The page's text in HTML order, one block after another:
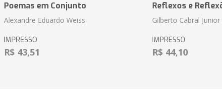
Poemas em Conjunto
Alexandre Eduardo Weiss
IMPRESSO
R$ 43,51
Reflexos e
Gilberto Cabral Junior
IMPRESSO
R$ 44,10